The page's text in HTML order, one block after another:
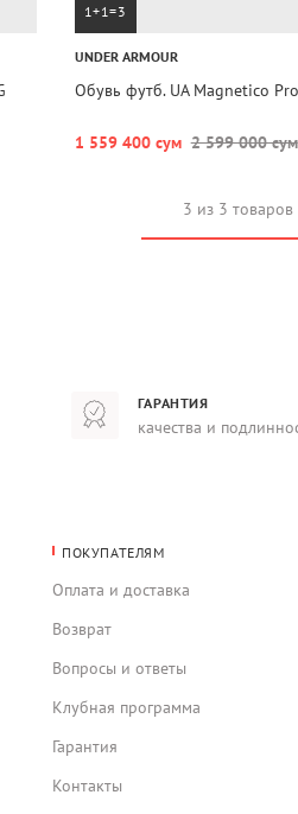
1+1=3
UNDER ARMOUR
Обувь футб. UA Magnetico
1 559 400 сум 2 599 000 сум
3 из 3 товаров
ГАРАНТИЯ
качества и
ПОКУПАТЕЛЯМ
Оплата и доставка
Возврат
Вопросы и ответы
Клубная программа
Гарантия
Контакты